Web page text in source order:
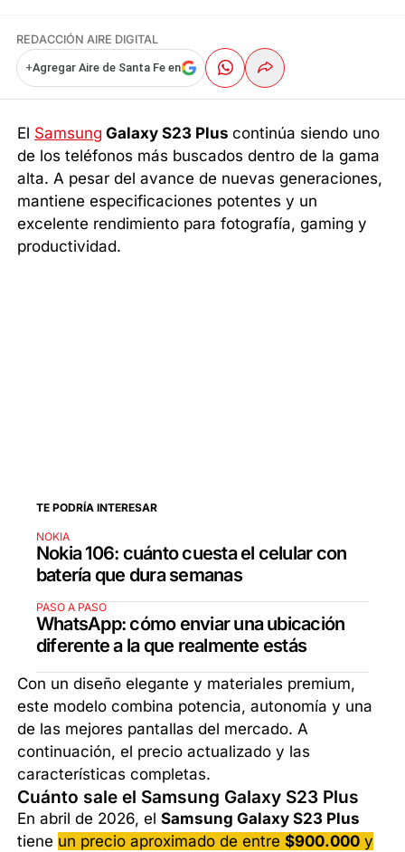
REDACCIÓN AIRE DIGITAL
+Agregar Aire de Santa Fe en
El Samsung Galaxy S23 Pluscontinúa siendo uno
de los teléfonos más buscados dentro de la gama
alta. A pesar del avance de nuevas generaciones,
mantiene especificaciones potentes y un
excelente rendimiento para fotografía, gaming y
productividad.
TE PODRÍA INTERESAR
NOKIA
Nokia 106: cuánto cuesta el celular con
batería que dura semanas
PASO A PASO
WhatsApp: cómo enviar una ubicación
diferente a la que realmente estás
Con un diseño elegante y materiales premium,
este modelo combina potencia, autonomía y una
de las mejores pantallas del mercado. A
continuación, el precio actualizado y las
características completas.
Cuánto sale el Samsung Galaxy S23 Plus
En abril de 2026, elSamsung Galaxy S23 Plus
tiene un precio aproximado de entre$900.000 y